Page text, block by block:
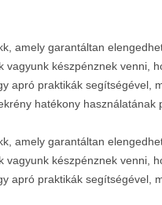
amely garantáltan
készpénznek venni,
apró praktikák segítségével,
hatékony használatának
amely garantáltan
készpénznek venni,
apró praktikák segítségével,